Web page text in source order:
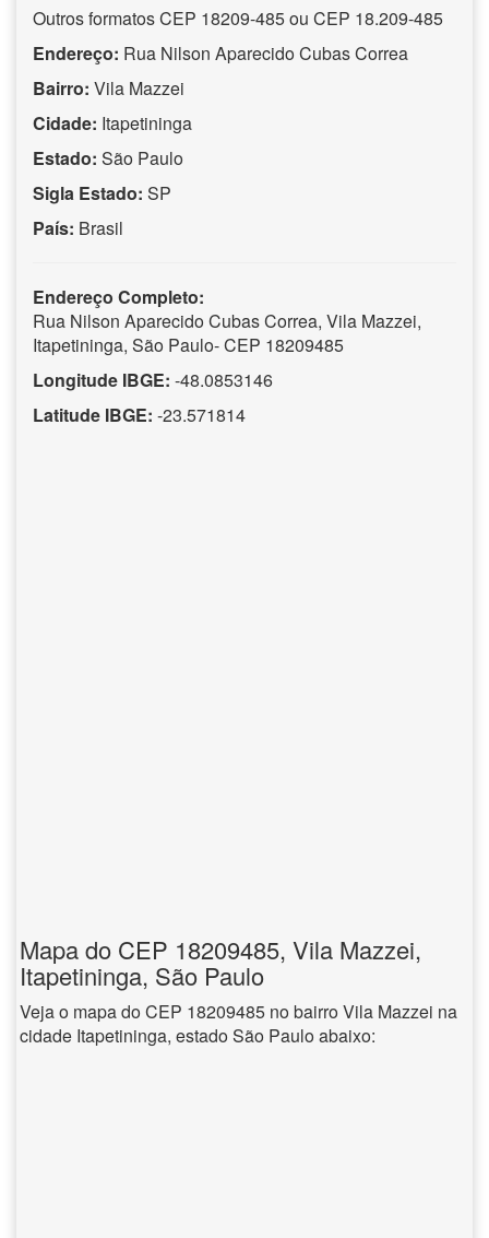
Outros formatos CEP 18209-485 ou CEP 18.209-485
Endereço: Rua Nilson Aparecido Cubas Correa
Bairro: Vila Mazzei
Cidade: Itapetininga
Estado: São Paulo
Sigla Estado: SP
País: Brasil
Endereço Completo:
Rua Nilson Aparecido Cubas Correa, Vila Mazzei,
Itapetininga, São Paulo- CEP 18209485
Longitude IBGE: -48.0853146
Latitude IBGE: -23.571814
Mapa do CEP 18209485, Vila Mazzei,
Itapetininga, São Paulo
Veja o mapa do CEP 18209485 no bairro Vila Mazzei na
cidade Itapetininga, estado São Paulo abaixo: